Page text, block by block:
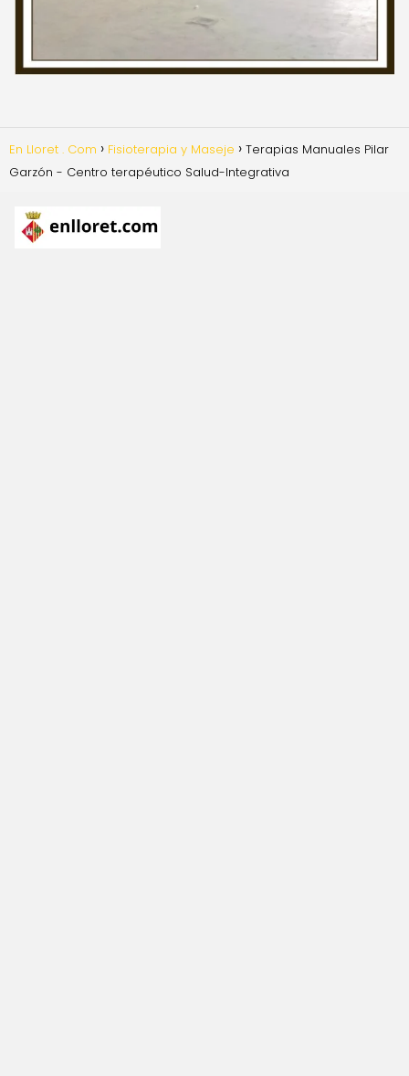
En Lloret . Com Fisioterapia y Maseje
Terapias Manuales Pilar
Garzón - Centro terapéutico Salud-Integrativa